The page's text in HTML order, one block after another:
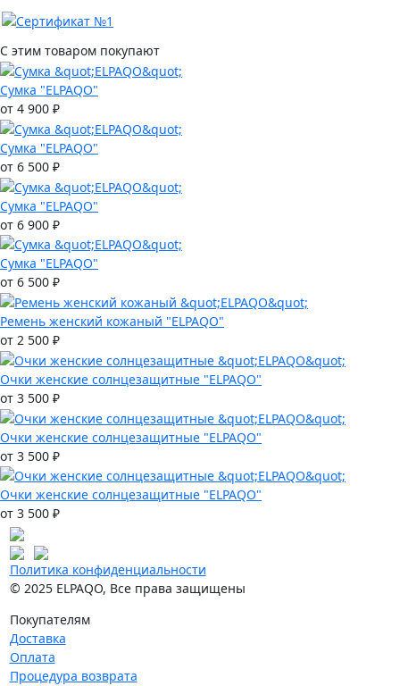
С этим товаром покупают
Сумка "ELPAQO"
от 4 900 ₽
Сумка "ELPAQO"
от 6 500 ₽
Сумка "ELPAQO"
от 6 900 ₽
Сумка "ELPAQO"
от 6 500 ₽
Ремень женский кожаный "ELPAQO"
от 2 500 ₽
Очки женские солнцезащитные "ELPAQO"
от 3 500 ₽
Очки женские солнцезащитные "ELPAQO"
от 3 500 ₽
Очки женские солнцезащитные "ELPAQO"
от 3 500 ₽
Политика конфиденциальности
© 2025 ELPAQO, Все права защищены
Покупателям
Доставка
Оплата
Процедура возврата